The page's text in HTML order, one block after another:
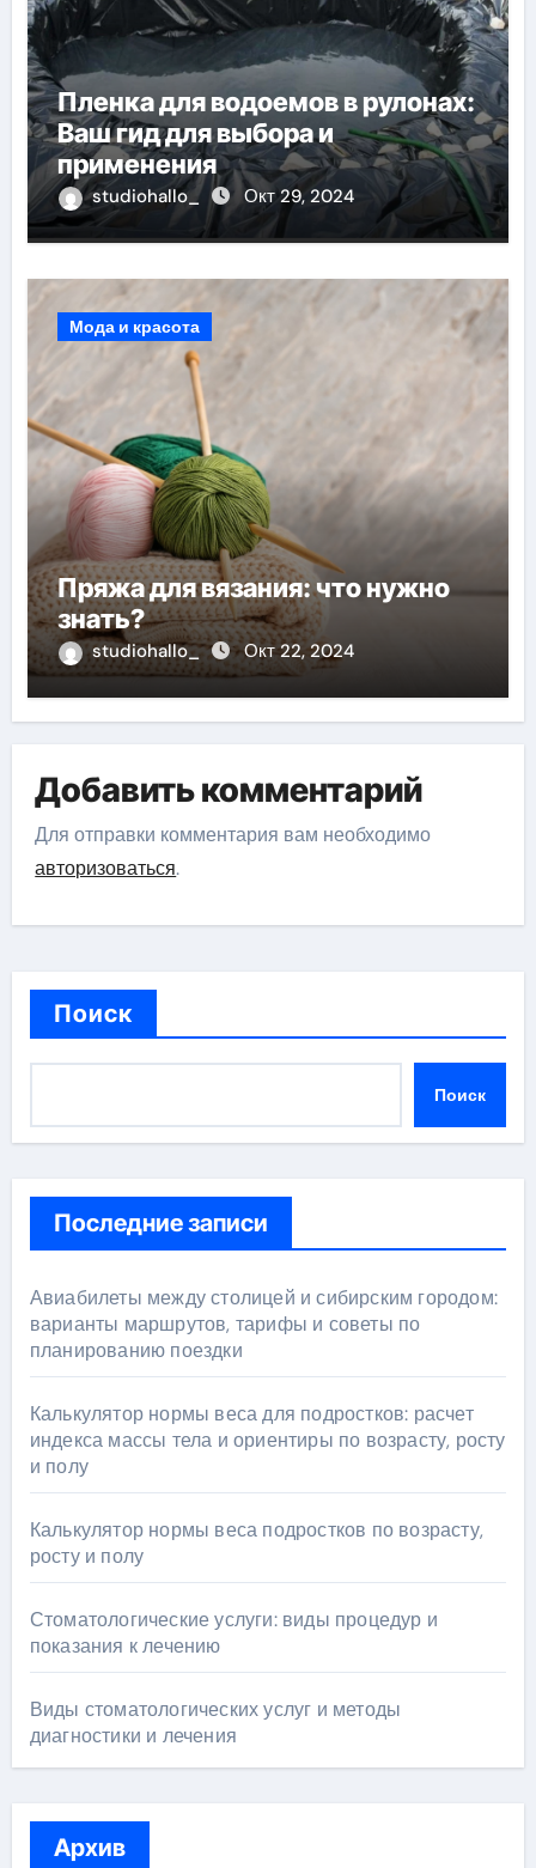
Пленка для водоемов в рулонах:
Ваш гид для выбора и
применения
studiohallo_ Окт 29, 2024
Мода и красота
Пряжа для вязания: что нужно
знать?
studiohallo_ Окт 22, 2024
Добавить комментарий
Для отправки комментария вам необходимо
авторизоваться.
Поиск
Поиск
Последние записи
Авиабилеты между столицей и сибирским городом:
варианты маршрутов, тарифы и советы по
планированию поездки
Калькулятор нормы веса для подростков: расчет
индекса массы тела и ориентиры по возрасту, росту
и полу
Калькулятор нормы веса подростков по возрасту,
росту и полу
Стоматологические услуги: виды процедур и
показания к лечению
Виды стоматологических услуг и методы
диагностики и лечения
Архив